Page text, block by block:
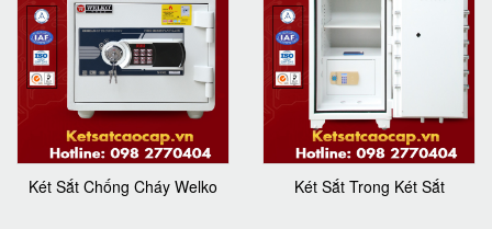
Két Sắt Chống Cháy Welko Két Sắt Trong Két Sắt